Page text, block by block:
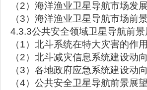
（2）海洋渔业卫星导航市场发
（3）海洋渔业卫星导航市场前
4.3.3公共安全领域卫星导航前景
（1）北斗系统在特大灾害的作用
（2）北斗减灾信息系统建设动向
（3）各地政府应急系统建设动向
（4）公共安全卫星导航前景展望